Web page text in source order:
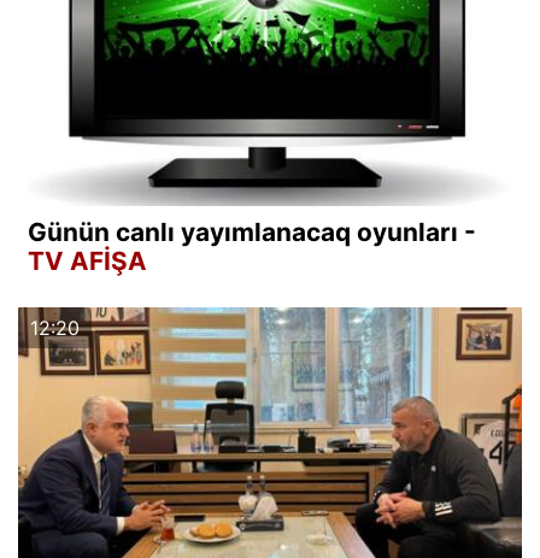
Günün canlı yayımlanacaq oyunları -
TV AFİŞA
12:20